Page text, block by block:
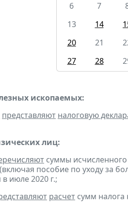
6
7
13
14
20
21
27
28
ископаемых:
представляют налоговую
лиц:
суммы
пособие по уходу за
июле 2020 г.;
расчет сумм налога